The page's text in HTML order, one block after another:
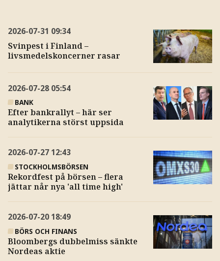
2026-07-31 09:34
Svinpest i Finland –
livsmedelskoncerner rasar
2026-07-28 05:54
BANK
Efter bankrallyt – här ser
analytikerna störst uppsida
2026-07-27 12:43
STOCKHOLMSBÖRSEN
Rekordfest på börsen – flera
jättar når nya 'all time high'
2026-07-20 18:49
BÖRS OCH FINANS
Bloombergs dubbelmiss sänkte
Nordeas aktie